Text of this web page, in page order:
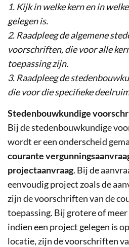
1. Kijk in welke kern en in
gelegen is.
2. Raadpleeg de algemene
voorschriften, die voor alle
toepassing zijn.
3. Raadpleeg de
die voor die specifieke
Stedenbouwkundige
Bij de stedenbouwkundige
wordt er een onderscheid
courante
projectaanvraag. Bij de
eenvoudig project zoals de
zijn de voorschriften van de
toepassing. Bij grotere of
indien een project gelegen is
locatie, zijn de voorschriften